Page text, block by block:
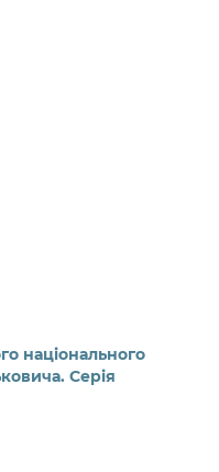
національного
Серія